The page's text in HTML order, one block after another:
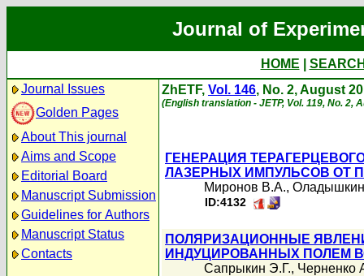
Journal of
HOME
Journal Issues
Golden Pages
About This journal
Aims and Scope
Editorial Board
Manuscript Submission
Guidelines for Authors
Manuscript Status
Contacts
ZhETF, Vol. 146, No. 2, August
(English translation - JETP, Vol. 119, No. 2,
ГЕНЕРАЦИЯ
ЛАЗЕРНЫХ ИМПУЛЬСОВ ОТ
Миронов В.А.,
ID:4132
ПОЛЯРИЗАЦИОННЫЕ
ИНДУЦИРОВАННЫХ ПОЛЕМ
Сапрыкин Э.Г., Черненко